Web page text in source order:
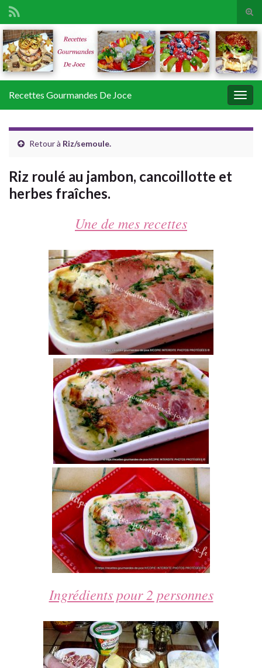
Search for:
Recettes Gourmandes De Joce
Retour à Riz/semoule.
Riz roulé au jambon, cancoillotte et
herbes fraîches.
Une de mes recettes
Ingrédients pour 2 personnes